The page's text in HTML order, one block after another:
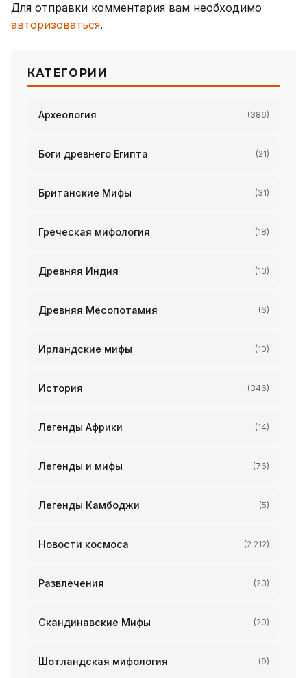
Для отправки комментария вам необходимо
авторизоваться.
КАТЕГОРИИ
Археология (386)
Боги древнего Египта (21)
Британские Мифы (31)
Греческая мифология (18)
Древняя Индия (13)
Древняя Месопотамия (6)
Ирландские мифы (10)
История (346)
Легенды Африки (14)
Легенды и мифы (76)
Легенды Камбоджи (5)
Новости космоса (2 212)
Развлечения (23)
Скандинавские Мифы (20)
Шотландская мифология (9)